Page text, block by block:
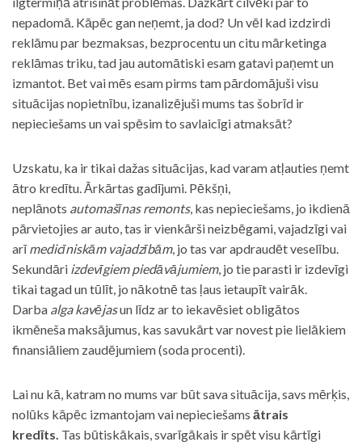
nepadomā. Kāpēc gan neņemt, ja dod? Un vēl kad izdzirdi
reklāmu par bezmaksas, bezprocentu un citu mārketinga
reklāmas triku, tad jau automātiski esam gatavi paņemt un
izmantot. Bet vai mēs esam pirms tam pārdomājuši visu
situācijas nopietnību, izanalizējuši mums tas šobrīd ir
nepieciešams un vai spēsim to savlaicīgi atmaksāt?
Uzskatu, ka ir tikai dažas situācijas, kad varam atļauties ņemt
ātro kredītu. Ārkārtas gadījumi. Pēkšņi,
neplānots automašīnas remonts, kas nepieciešams, jo ikdienā
pārvietojies ar auto, tas ir vienkārši neizbēgami, vajadzīgi vai
arīmedicīniskām vajadzībām, jo tas var apdraudēt veselību.
Sekundāri izdevīgiem piedāvājumiem, jo tie parasti ir izdevīgi
tikai tagad un tūlīt, jo nākotnē tas ļaus ietaupīt vairāk.
Darba alga kavējasun līdz ar to iekavēsiet obligātos
ikmēneša maksājumus, kas savukārt var novest pie lielākiem
finansiāliem zaudējumiem (soda procenti).
Lai nu kā, katram no mums var būt sava situācija, savs mērķis,
nolūks kāpēc izmantojam vai nepieciešams ātrais
kredīts. Tas būtiskākais, svarīgākais ir spēt visu kārtīgi